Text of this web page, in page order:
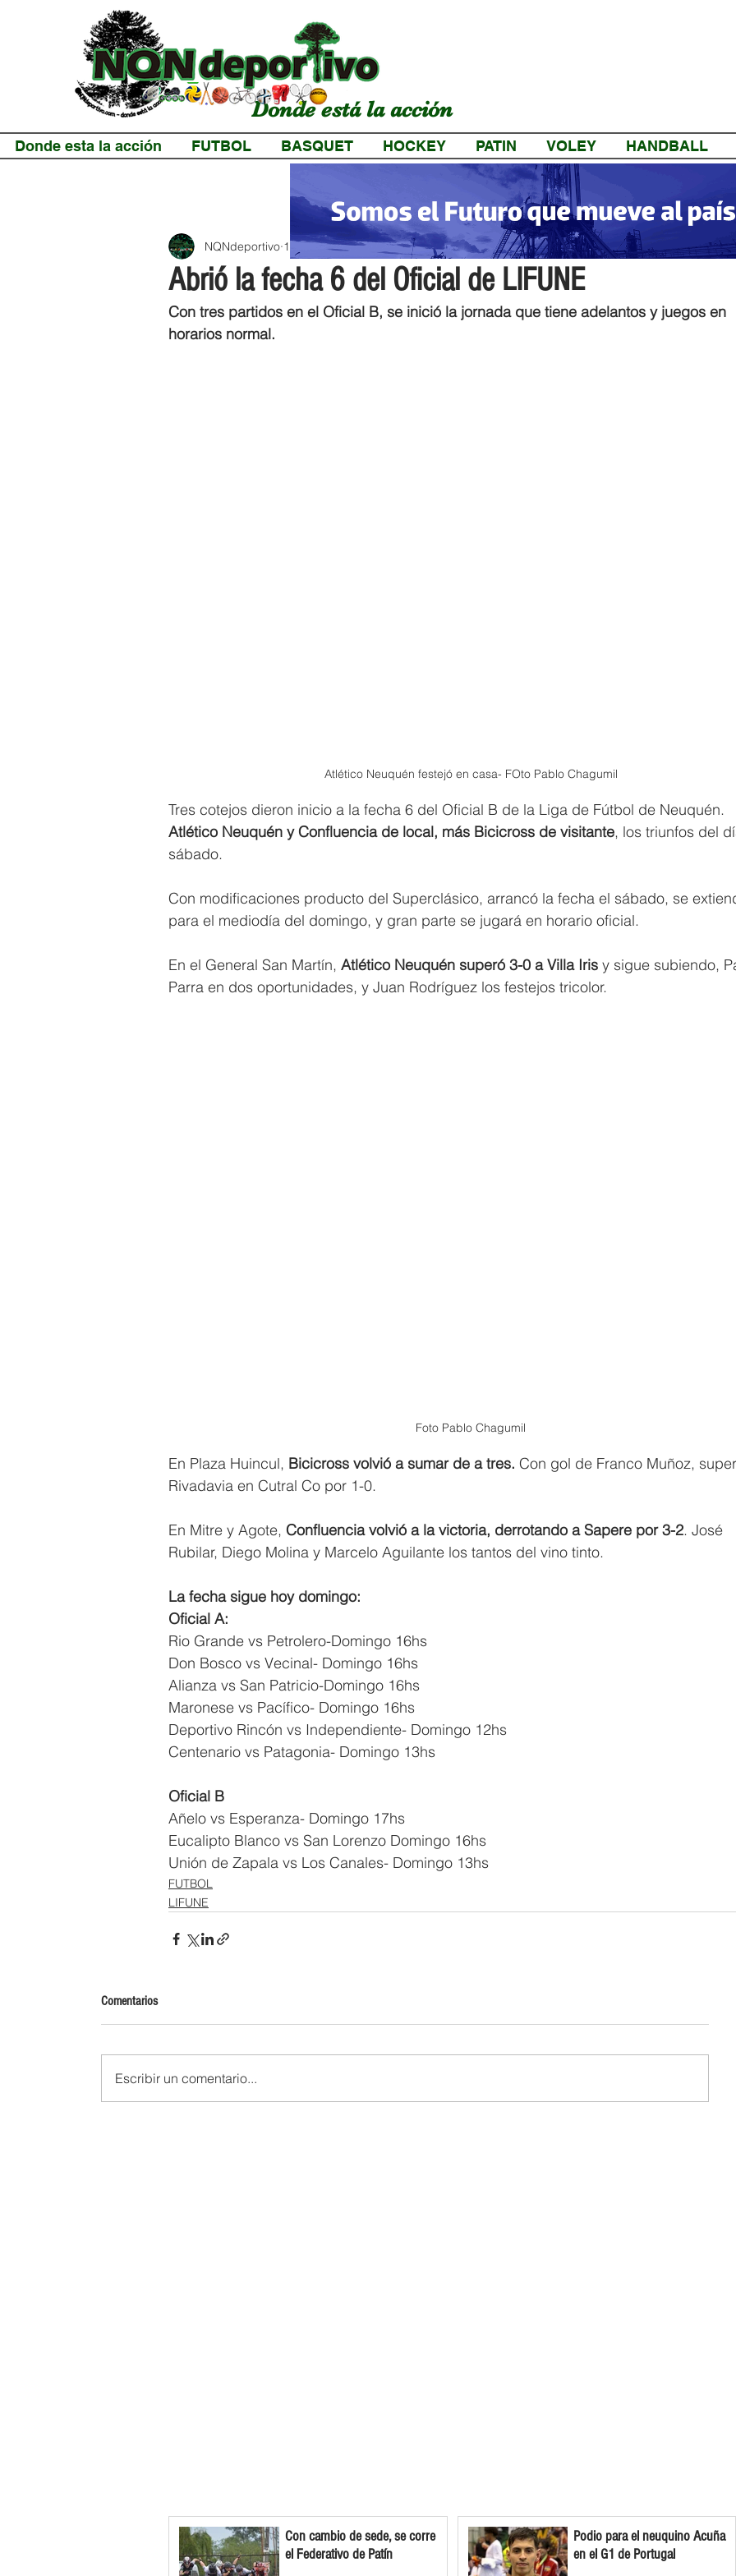
Donde está la acción
Donde esta la acción FUTBOL BASQUET HOCKEY PATIN VOLEY HANDBALL
Abrió la fecha 6 del Oficial de LIFUNE
NQNdeportivo 1 min de lectura
Con tres partidos en el Oficial B, se inició la jornada que tiene adelantos y juegos en
horarios normal.
Atlético Neuquén festejó en casa- FOto Pablo Chagumil
Tres cotejos dieron inicio a la fecha 6 del Oficial B de la Liga de Fútbol de Neuquén.
Atlético Neuquén y Confluencia de local, más Bicicross de visitante, los triunfos del
sábado.
Con modificaciones producto del Superclásico, arrancó la fecha el sábado, se
para el mediodía del domingo, y gran parte se jugará en horario oficial.
En el General San Martín, Atlético Neuquén superó 3-0 a Villa Iris y sigue subiendo,
Parra en dos oportunidades, y Juan Rodríguez los festejos tricolor.
Foto Pablo Chagumil
En Plaza Huincul, Bicicross volvió a sumar de a tres. Con gol de Franco Muñoz,
Rivadavia en Cutral Co por 1-0.
En Mitre y Agote, Confluencia volvió a la victoria, derrotando a Sapere por 3-2. José
Rubilar, Diego Molina y Marcelo Aguilante los tantos del vino tinto.
La fecha sigue hoy domingo:
Oficial A:
Rio Grande vs Petrolero-Domingo 16hs
Don Bosco vs Vecinal- Domingo 16hs
Alianza vs San Patricio-Domingo 16hs
Maronese vs Pacífico- Domingo 16hs
Deportivo Rincón vs Independiente- Domingo 12hs
Centenario vs Patagonia- Domingo 13hs
Oficial B
Añelo vs Esperanza- Domingo 17hs
Eucalipto Blanco vs San Lorenzo Domingo 16hs
Unión de Zapala vs Los Canales- Domingo 13hs
FUTBOL
LIFUNE
Comentarios
Escribir un comentario...
Con cambio de sede, se corre
el Federativo de Patín
Podio para el neuquino Acuña
en el G1 de Portugal